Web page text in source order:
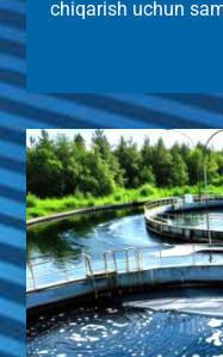
chiqarish uchun